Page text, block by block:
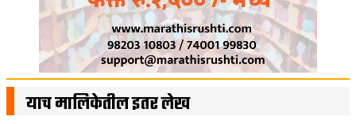
याच मालिकेतील इतर लेख